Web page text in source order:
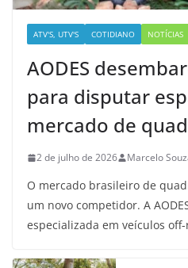
ATV'S, UTV'S COTIDIANO NOTÍCIAS
AODES
para disputar
mercado de
2 de julho de 2026 Marcelo
O mercado brasileiro de
um novo competidor. A
especializada em veículos